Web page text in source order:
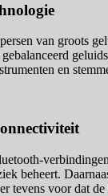
van groots
en
beheert.
tevens voor dat